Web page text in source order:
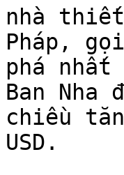
nhà
Pháp,
phá
Ban
chiều
USD.